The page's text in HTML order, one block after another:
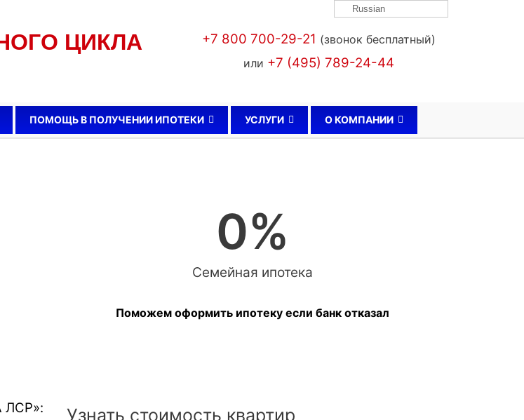
ЦИКЛА +7 800 700-29-21 (звонок бесплатный)
или +7 (495) 789-24-44
ПОМОЩЬ В ПОЛУЧЕНИИ ИПОТЕКИ УСЛУГИ О КОМПАНИИ
0%
Семейная ипотека
Поможем оформить ипотеку если банк отказал
ЛСР»:
Узнать стоимость квартир
Russian